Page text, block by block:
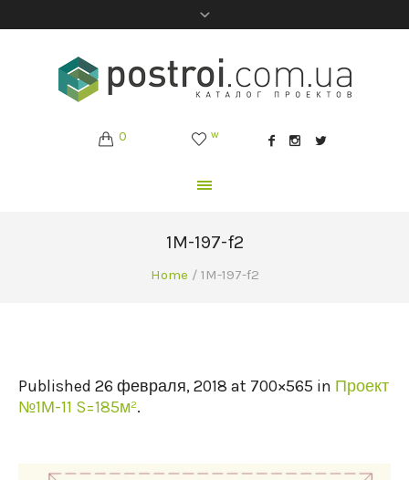
0 w
1M-197-f2
Home / 1M-197-f2
Published 26 февраля, 2018 at 700×565 in Проект
№1М-11 S=185м².